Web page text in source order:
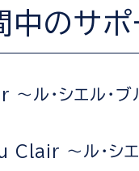
のサポ
・シエル・ブル
～ル・シエ